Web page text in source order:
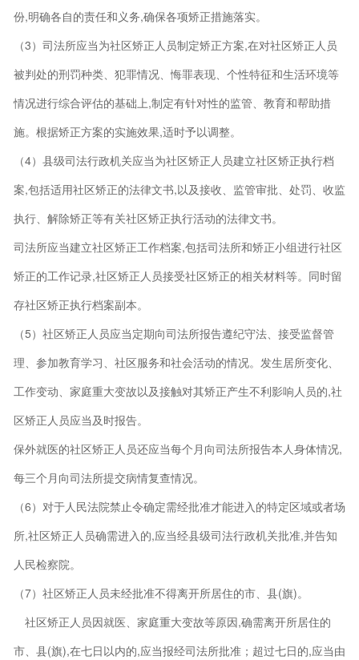
份,明确各自的责任和义务,确保各项矫正措施落实。
（3）司法所应当为社区矫正人员制定矫正方案,在对社区矫正人员
被判处的刑罚种类、犯罪情况、悔罪表现、个性特征和生活环境等
情况进行综合评估的基础上,制定有针对性的监管、教育和帮助措
施。根据矫正方案的实施效果,适时予以调整。
（4）县级司法行政机关应当为社区矫正人员建立社区矫正执行档
案,包括适用社区矫正的法律文书,以及接收、监管审批、处罚、收监
执行、解除矫正等有关社区矫正执行活动的法律文书。
司法所应当建立社区矫正工作档案,包括司法所和矫正小组进行社区
矫正的工作记录,社区矫正人员接受社区矫正的相关材料等。同时留
存社区矫正执行档案副本。
（5）社区矫正人员应当定期向司法所报告遵纪守法、接受监督管
理、参加教育学习、社区服务和社会活动的情况。发生居所变化、
工作变动、家庭重大变故以及接触对其矫正产生不利影响人员的,社
区矫正人员应当及时报告。
保外就医的社区矫正人员还应当每个月向司法所报告本人身体情况,
每三个月向司法所提交病情复查情况。
（6）对于人民法院禁止令确定需经批准才能进入的特定区域或者场
所,社区矫正人员确需进入的,应当经县级司法行政机关批准,并告知
人民检察院。
（7）社区矫正人员未经批准不得离开所居住的市、县(旗)。
社区矫正人员因就医、家庭重大变故等原因,确需离开所居住的
市、县(旗),在七日以内的,应当报经司法所批准；超过七日的,应当由